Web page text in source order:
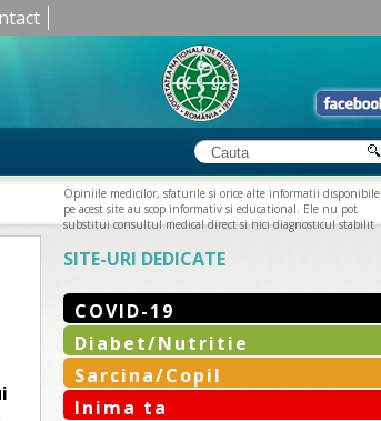
Opiniile medicilor, sfaturile si orice alte informatii disponibile
pe acest site au scop informativ si educational. Ele nu pot
substitui consultul medical direct si nici diagnosticul stabilit
SITE-URI DEDICATE
COVID-19
Diabet/Nutritie
Sarcina/Copil
Inima ta